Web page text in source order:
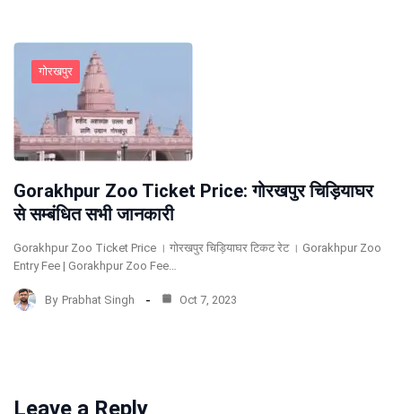
गोरखपुर
Gorakhpur Zoo Ticket Price: गोरखपुर चिड़ियाघर
से सम्बंधित सभी जानकारी
Gorakhpur Zoo Ticket Price । गोरखपुर चिड़ियाघर टिकट रेट । Gorakhpur Zoo
Entry Fee | Gorakhpur Zoo Fee…
By Prabhat Singh Oct 7, 2023